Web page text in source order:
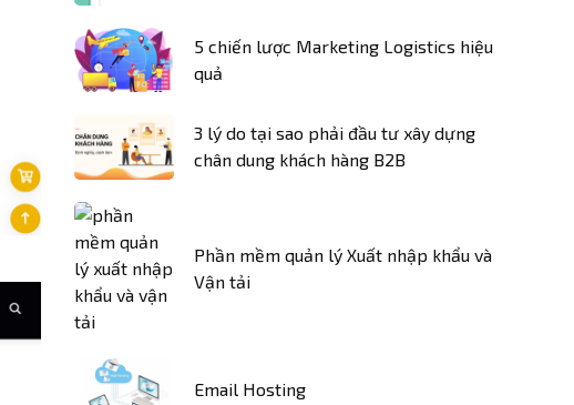
5 chiến lược Marketing Logistics hiệu
quả
3 lý do tại sao phải đầu tư xây dựng
chân dung khách hàng B2B
Phần mềm quản lý Xuất nhập khẩu và
Vận tải
Email Hosting